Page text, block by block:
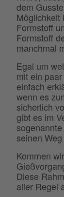
dem
Möglichkeit
Formstoff
Formstoff
manchmal
Egal um
mit ein
einfach
wenn es
sicherlich
gibt es im
seinen
Kommen
Diese
aller Regel